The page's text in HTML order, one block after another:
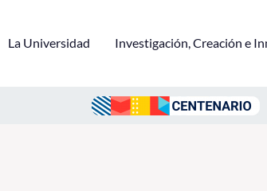
La Universidad Investigación, Creación e